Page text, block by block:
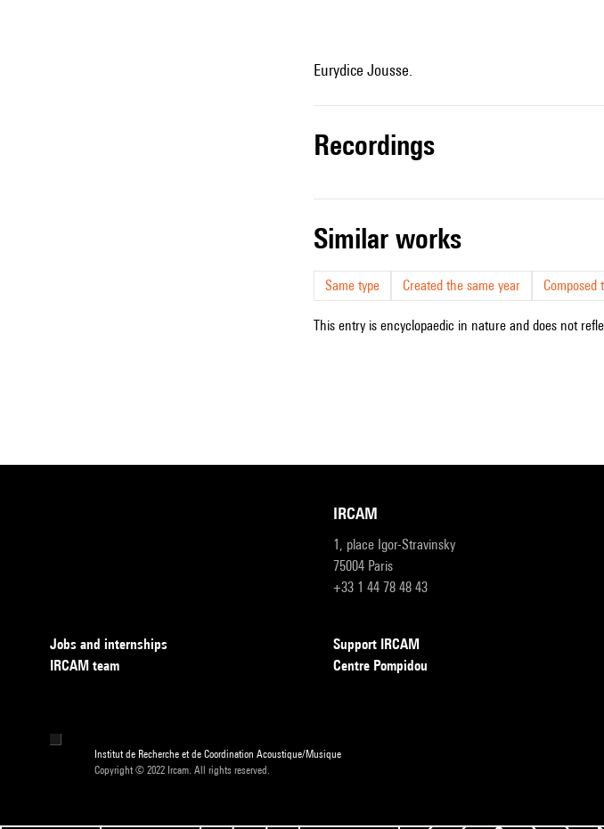
Eurydice Jousse.
recordings
similar works
Same type Created the same year Composed
This entry is encyclopaedic in nature and does not
IRCAM
1, place Igor-Stravinsky
75004 Paris
+33 1 44 78 48 43
Jobs and internships
IRCAM team
Support IRCAM
Centre Pompidou
Institut de Recherche et de Coordination Acoustique/Musique
Copyright © 2022 Ircam. All rights reserved.